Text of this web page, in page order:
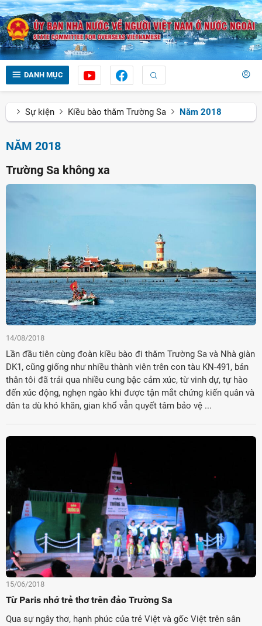
DANH MỤC
Sự kiện Kiều bào thăm Trường Sa Năm 2018
NĂM 2018
Trường Sa không xa
14/08/2018
Lần đầu tiên cùng đoàn kiều bào đi thăm Trường Sa và Nhà giàn
DK1, cũng giống như nhiều thành viên trên con tàu KN-491, bản
thân tôi đã trải qua nhiều cung bậc cảm xúc, từ vinh dự, tự hào
đến xúc động, nghẹn ngào khi được tận mắt chứng kiến quân và
dân ta dù khó khăn, gian khổ vẫn quyết tâm bảo vệ ...
15/06/2018
Từ Paris nhớ trẻ thơ trên đảo Trường Sa
Qua sự ngây thơ, hạnh phúc của trẻ Việt và gốc Việt trên sân